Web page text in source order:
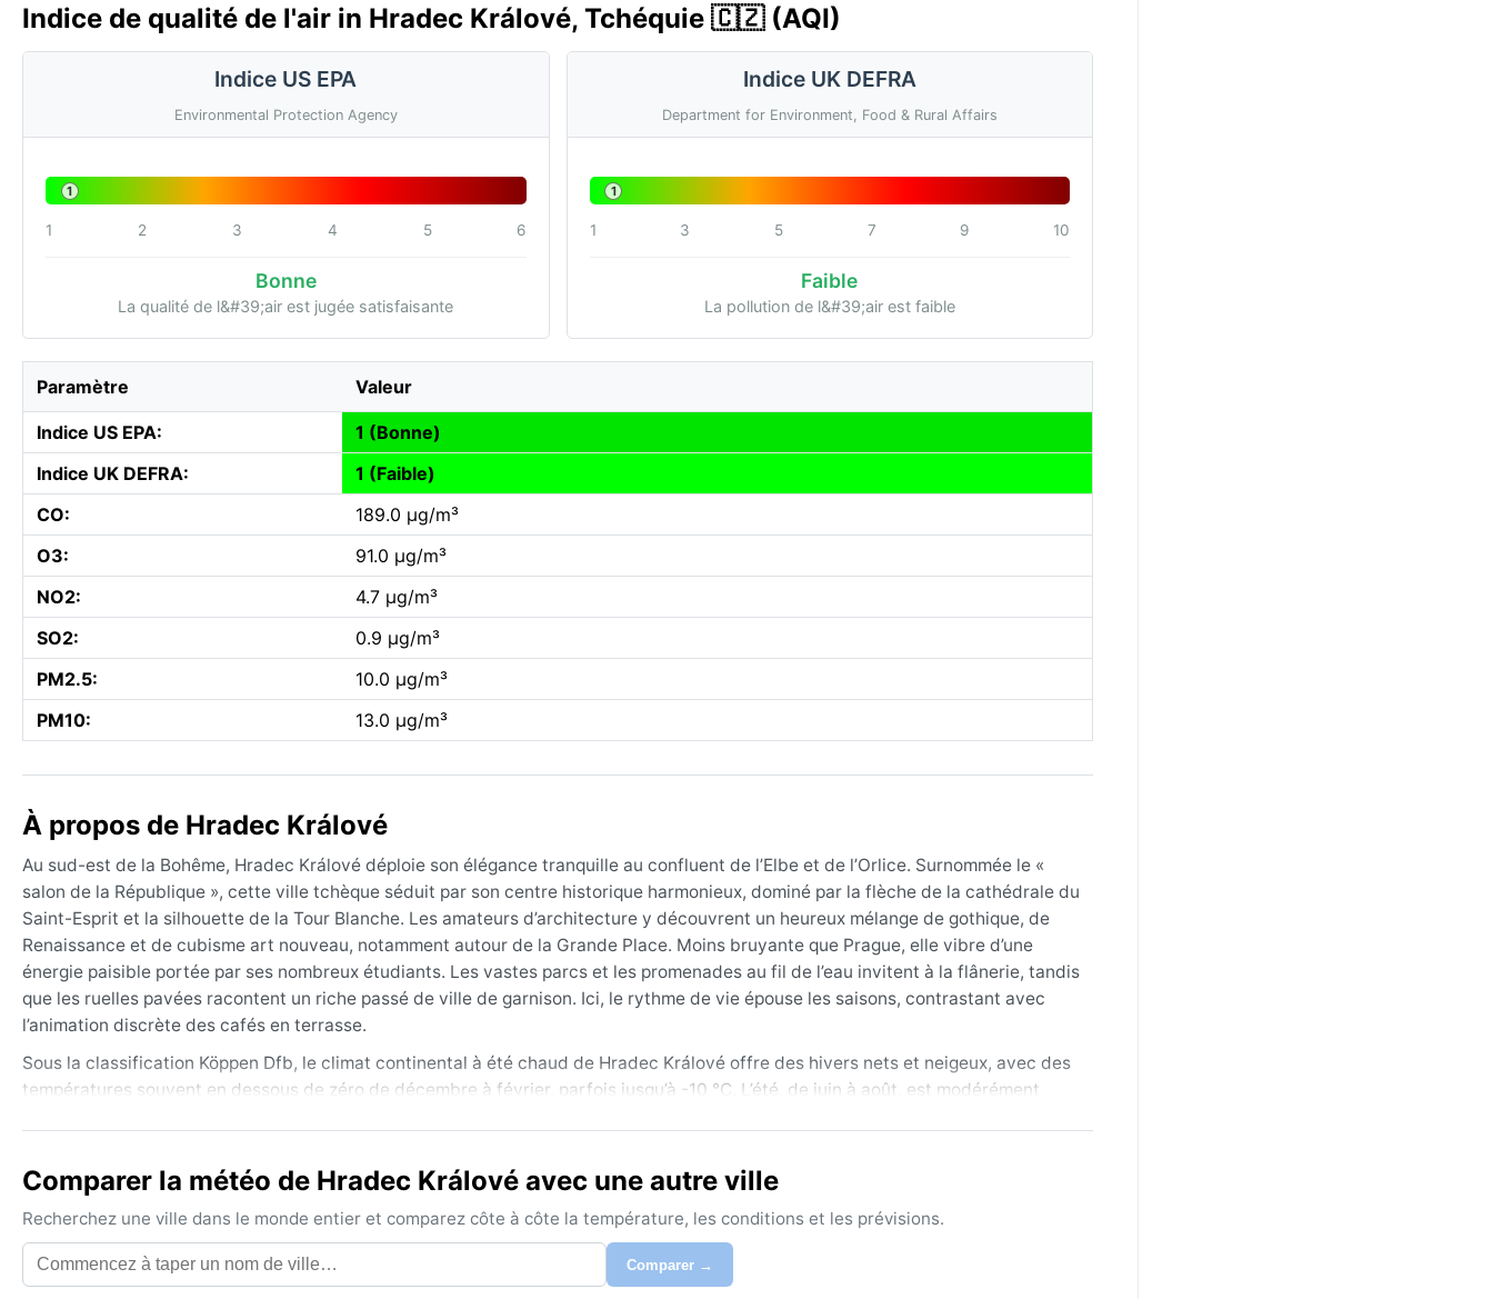
Indice de qualité de l'air in Hradec Králové, Tchéquie 🇨🇿 (AQI)
Indice US EPA
Environmental Protection Agency
1
1 2 3 4 5 6
Bonne
La qualité de l&#39;air est jugée satisfaisante
Indice UK DEFRA
Department for Environment, Food & Rural Affairs
1
1 3 5 7 9 10
Faible
La pollution de l&#39;air est faible
Paramètre Valeur
Indice US EPA:
1 (Bonne)
Indice UK DEFRA:
1 (Faible)
CO:
189.0 µg/m³
O3:
91.0 µg/m³
NO2:
4.7 µg/m³
SO2:
0.9 µg/m³
PM2.5:
10.0 µg/m³
PM10:
13.0 µg/m³
À propos de Hradec Králové
Au sud-est de la Bohême, Hradec Králové déploie son élégance tranquille au confluent de l’Elbe et de l’Orlice. Surnommée le «
salon de la République », cette ville tchèque séduit par son centre historique harmonieux, dominé par la flèche de la cathédrale du
Saint-Esprit et la silhouette de la Tour Blanche. Les amateurs d’architecture y découvrent un heureux mélange de gothique, de
Renaissance et de cubisme art nouveau, notamment autour de la Grande Place. Moins bruyante que Prague, elle vibre d’une
énergie paisible portée par ses nombreux étudiants. Les vastes parcs et les promenades au fil de l’eau invitent à la flânerie, tandis
que les ruelles pavées racontent un riche passé de ville de garnison. Ici, le rythme de vie épouse les saisons, contrastant avec
l’animation discrète des cafés en terrasse.
Sous la classification Köppen Dfb, le climat continental à été chaud de Hradec Králové offre des hivers nets et neigeux, avec des
températures souvent en dessous de zéro de décembre à février, parfois jusqu’à -10 °C. L’été, de juin à août, est modérément
chaud, des bottes imperméables et des gants sont indispensables en hiver ; en été, des vêtements légers suffisent, mais un pull
ou une veste légère reste utile pour les soirées fraîches. Le printemps et l’automne sont capricieux, alternant douceur et retour du
froid, d’où le principe des couches.
La meilleure période pour profiter du climat clément s’étend de la mi-mai à la mi-septembre, avec un pic en août pour les journées
ensoleillées et les longues soirées. Les phénomènes notables incluent les brouillards automnaux et hivernaux, qui enveloppent la
Comparer la météo de Hradec Králové avec une autre ville
Recherchez une ville dans le monde entier et comparez côte à côte la température, les conditions et les prévisions.
Comparer →